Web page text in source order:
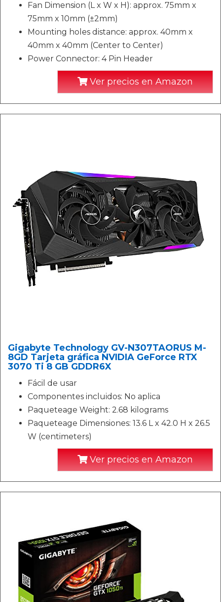
Fan Dimension (L x W x H): approx. 75mm x
75mm x 10mm (±2mm)
Mounting holes distance: approx. 40mm x
40mm x 40mm (Center to Center)
Power Connector: 4 Pin Header
Ver precios en Amazon
Gigabyte Technology GV-N307TAORUS M-
8GD Tarjeta gráfica NVIDIA GeForce RTX
3070 Ti 8 GB GDDR6X
Fácil de usar
Componentes incluidos: No aplica
Paqueteage Weight: 2.68 kilograms
Paqueteage Dimensiones: 13.6 L x 42.0 H x 26.5
W (centimeters)
Ver precios en Amazon